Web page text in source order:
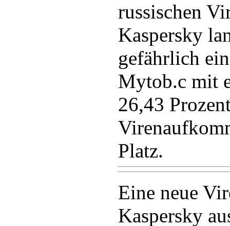
russischen
Kaspersky
gefährlich
Mytob.c mit
26,43
Platz.
Eine neue
Kaspersky